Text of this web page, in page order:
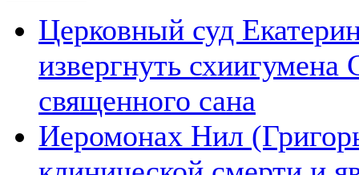
Церковный суд
извергнуть схиигумена
священного сана
Иеромонах Нил